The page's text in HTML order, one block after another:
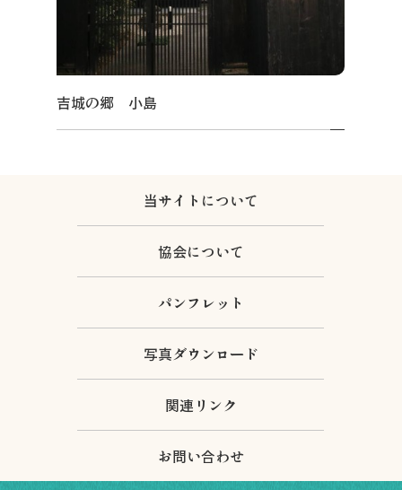
吉城の郷 小島
当サイトについて
協会について
パンフレット
写真ダウンロード
関連リンク
お問い合わせ